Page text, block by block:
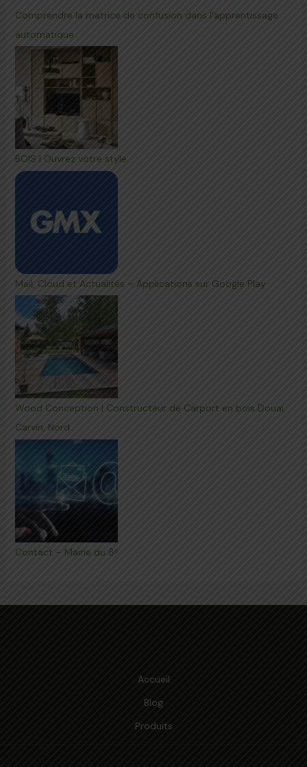
Comprendre la matrice de confusion dans l'apprentissage
automatique
BOIS | Ouvrez votre style
Mail, Cloud et Actualités – Applications sur Google Play
Wood Conception | Constructeur de Carport en bois Douai,
Carvin, Nord…
Contact – Mairie du 8ᵉ
Accueil
Blog
Produits